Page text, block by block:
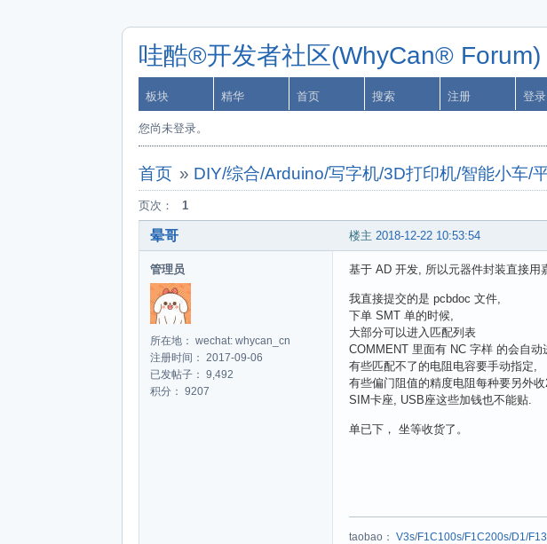
哇酷®开发者社区(WhyCan® Forum)
板块 精华 首页 搜索 注册 登录
您尚未登录。
首页 » DIY/综合/Arduino/写字机/3D打印机/智能小车/
页次： 1
楼主 2018-12-22 10:53:54
晕哥
管理员
所在地： wechat: whycan_cn
注册时间： 2017-09-06
已发帖子： 9,492
积分： 9207
基于 AD 开发, 所以元器件封装直接用
我直接提交的是 pcbdoc 文件,
下单 SMT 单的时候,
大部分可以进入匹配列表
COMMENT 里面有 NC 字样 的会自动
有些匹配不了的电阻电容要手动指定,
有些偏门阻值的精度电阻每种要另外
SIM卡座, USB座这些加钱也不能贴.
单已下， 坐等收货了。
taobao： V3s/F1C100s/F1C200s/D1/